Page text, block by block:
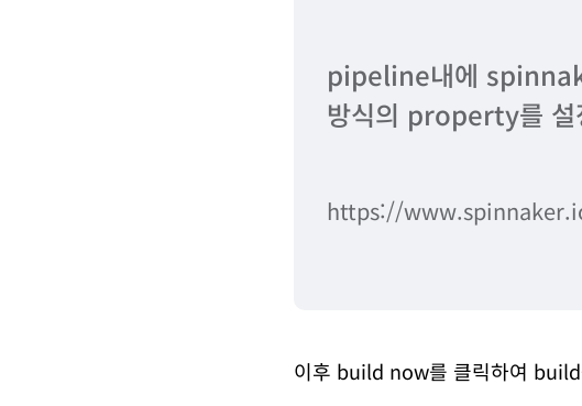
pipeline내에
방식의 property를 설
https://
이후 build now를 클릭하여 build